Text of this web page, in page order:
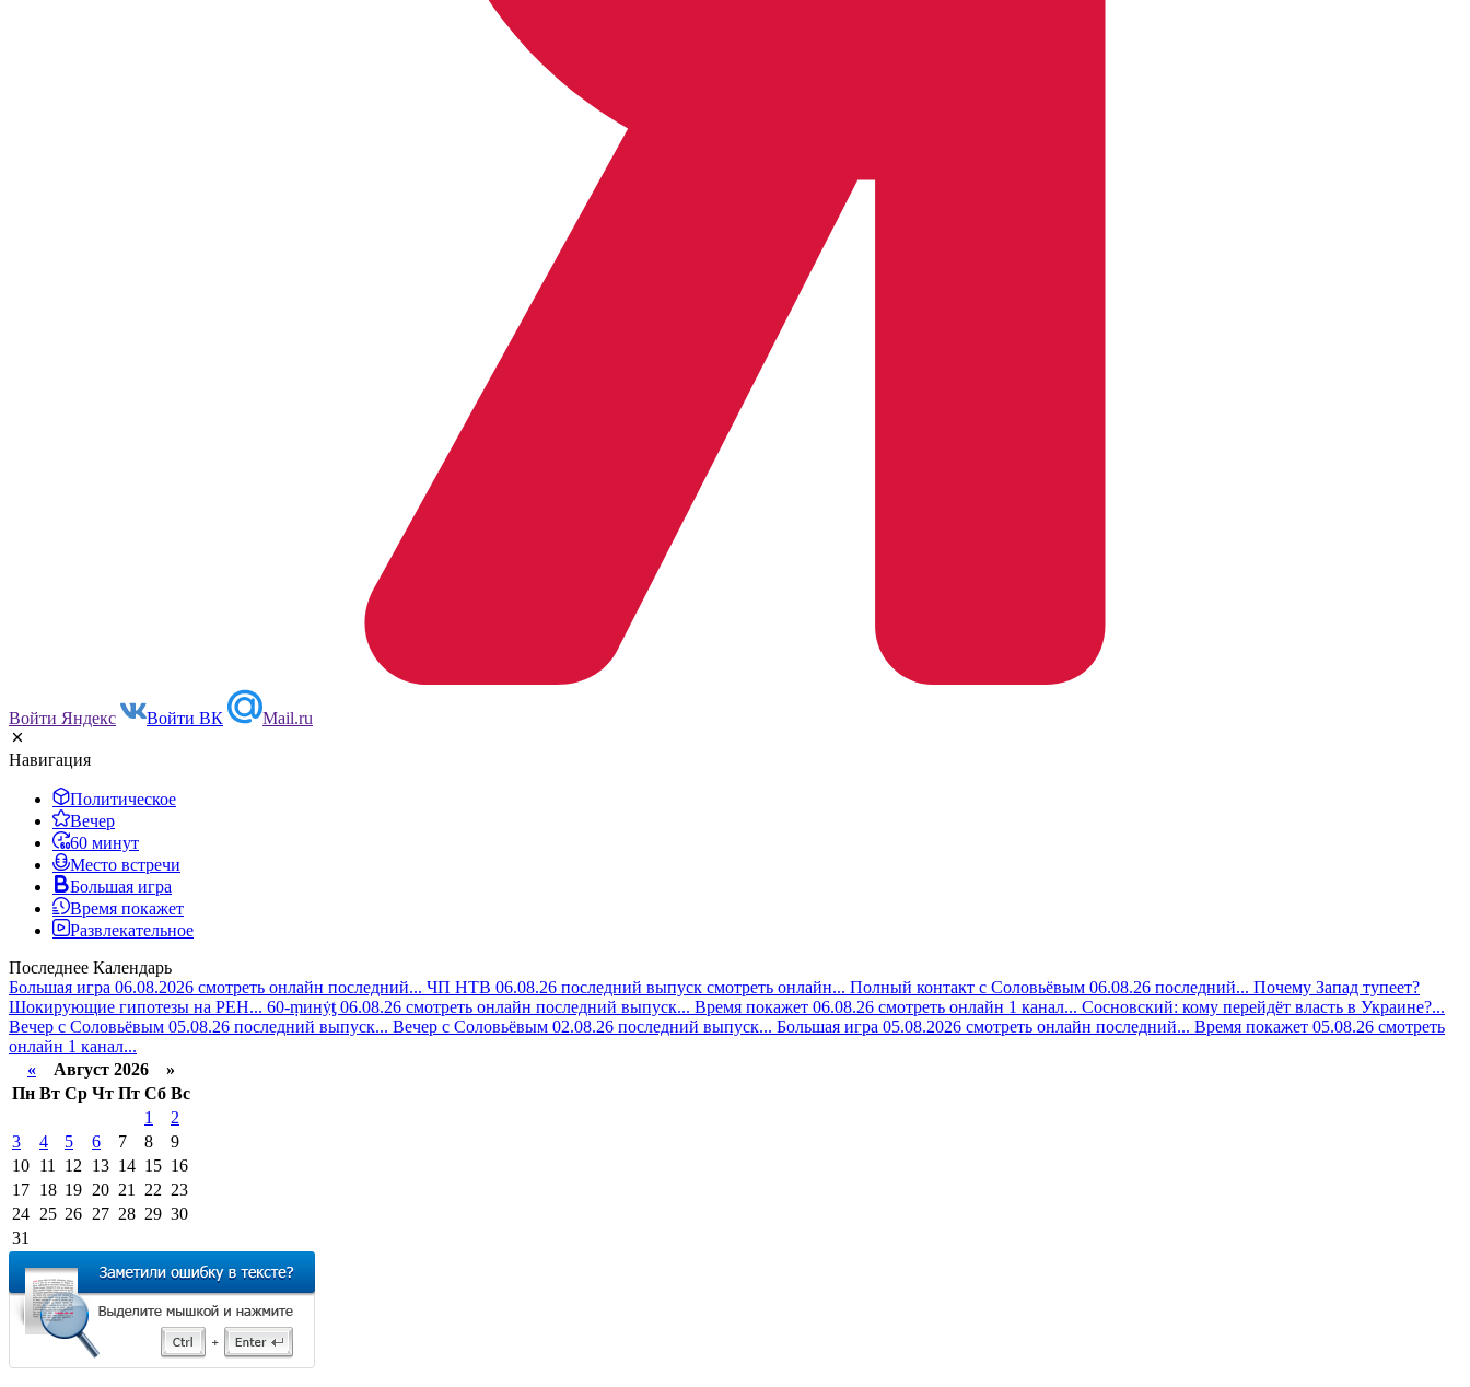
Войти Яндекс Войти ВК Mail.ru
Навигация
Политическое
Вечер
60 минут
Место встречи
Большая игра
Время покажет
Развлекательное
Последнее Календарь
Большая игра 06.08.2026 смотреть онлайн последний... ЧП НТВ 06.08.26 последний выпуск смотреть онлайн... Полный контакт с Соловьёвым 06.08.26 последний... Почему Запад тупеет?
Шокирующие гипотезы на РЕН... 60-ṃинẏƫ 06.08.26 смотреть онлайн последний выпуск... Время покажет 06.08.26 смотреть онлайн 1 канал... Сосновский: кому перейдёт власть в Украине?...
Вечер с Соловьёвым 05.08.26 последний выпуск... Вечер с Соловьёвым 02.08.26 последний выпуск... Большая игра 05.08.2026 смотреть онлайн последний... Время покажет 05.08.26 смотреть
онлайн 1 канал...
« Август 2026 »
Пн Вт Ср Чт Пт Сб Вс
1
2
3
4 5 6 7 8
9
10 11 12 13 14 15 16
17 18 19 20 21 22 23
24 25 26 27 28 29 30
31